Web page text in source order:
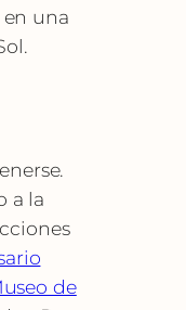
una
a la
de